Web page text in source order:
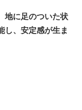
地に足のついた状
し、安定感が生ま